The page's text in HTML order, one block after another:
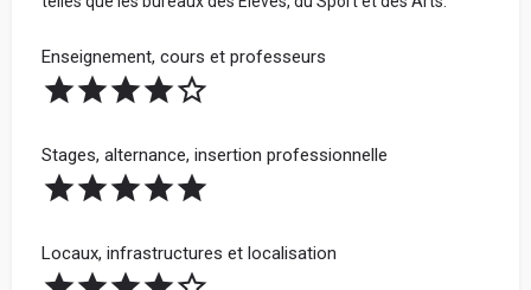
Enseignement, cours et professeurs
Stages, alternance, insertion professionnelle
Locaux, infrastructures et localisation